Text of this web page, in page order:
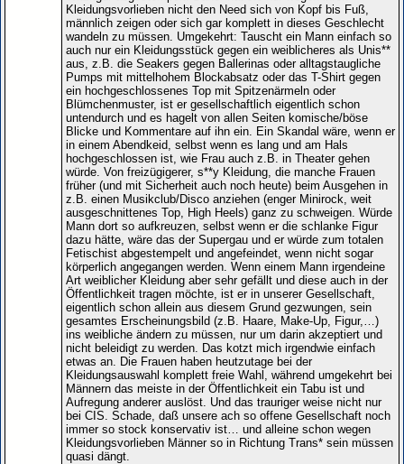
Kleidungsvorlieben nicht den Need sich von Kopf bis Fuß,
männlich zeigen oder sich gar komplett in dieses Geschlecht
wandeln zu müssen. Umgekehrt: Tauscht ein Mann einfach so
auch nur ein Kleidungsstück gegen ein weiblicheres als Unis**
aus, z.B. die Seakers gegen Ballerinas oder alltagstaugliche
Pumps mit mittelhohem Blockabsatz oder das T-Shirt gegen
ein hochgeschlossenes Top mit Spitzenärmeln oder
Blümchenmuster, ist er gesellschaftlich eigentlich schon
untendurch und es hagelt von allen Seiten komische/böse
Blicke und Kommentare auf ihn ein. Ein Skandal wäre, wenn er
in einem Abendkeid, selbst wenn es lang und am Hals
hochgeschlossen ist, wie Frau auch z.B. in Theater gehen
würde. Von freizügigerer, s**y Kleidung, die manche Frauen
früher (und mit Sicherheit auch noch heute) beim Ausgehen in
z.B. einen Musikclub/Disco anziehen (enger Minirock, weit
ausgeschnittenes Top, High Heels) ganz zu schweigen. Würde
Mann dort so aufkreuzen, selbst wenn er die schlanke Figur
dazu hätte, wäre das der Supergau und er würde zum totalen
Fetischist abgestempelt und angefeindet, wenn nicht sogar
körperlich angegangen werden. Wenn einem Mann irgendeine
Art weiblicher Kleidung aber sehr gefällt und diese auch in der
Öffentlichkeit tragen möchte, ist er in unserer Gesellschaft,
eigentlich schon allein aus diesem Grund gezwungen, sein
gesamtes Erscheinungsbild (z.B. Haare, Make-Up, Figur,…)
ins weibliche ändern zu müssen, nur um darin akzeptiert und
nicht beleidigt zu werden. Das kotzt mich irgendwie einfach
etwas an. Die Frauen haben heutzutage bei der
Kleidungsauswahl komplett freie Wahl, während umgekehrt bei
Männern das meiste in der Öffentlichkeit ein Tabu ist und
Aufregung anderer auslöst. Und das trauriger weise nicht nur
bei CIS. Schade, daß unsere ach so offene Gesellschaft noch
immer so stock konservativ ist… und alleine schon wegen
Kleidungsvorlieben Männer so in Richtung Trans* sein müssen
quasi dängt.